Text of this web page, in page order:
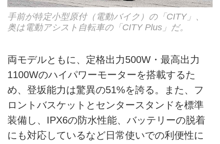
手前が特定小型原付（電動バイク）の「CITY」、
奥は電動アシスト自転車の「CITY Plus」だ。
両モデルともに、定格出力500W・最高出力
1100Wのハイパワーモーターを搭載するた
め、登坂能力は驚異の51%を誇る。また、フ
ロントバスケットとセンタースタンドを標準
装備し、IPX6の防水性能、バッテリーの脱着
にも対応しているなど日常使いでの利便性に